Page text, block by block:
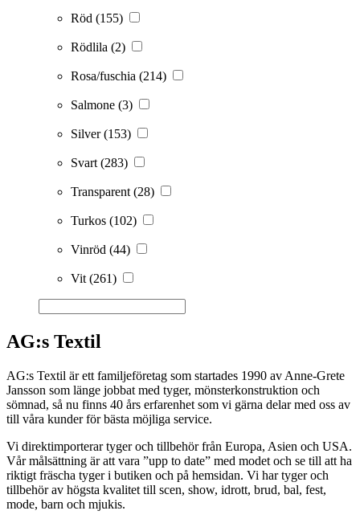
Röd (155)
Rödlila (2)
Rosa/fuschia (214)
Salmone (3)
Silver(153)
Svart (283)
Transparent (28)
Turkos (102)
Vinröd (44)
Vit (261)
AG:s Textil
AG:s Textil är ett familjeföretag som startades 1990 av Anne-Grete
Jansson som länge jobbat med tyger, mönsterkonstruktion och
sömnad, så nu finns 40 års erfarenhet som vi gärna delar med oss av
till våra kunder för bästa möjliga service.
Vi direktimporterar tyger och tillbehör från Europa, Asien och USA.
Vår målsättning är att vara ”upp to date” med modet och se till att ha
riktigt fräscha tyger i butiken och på hemsidan. Vi har tyger och
tillbehör av högsta kvalitet till scen, show, idrott, brud, bal, fest,
mode, barn och mjukis.